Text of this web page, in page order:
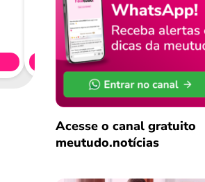
Acesse o canal gratuito
meutudo.notícias